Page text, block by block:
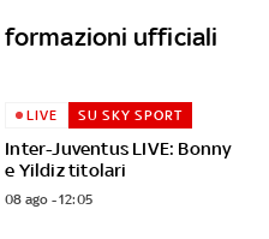
formazioni ufficiali
Inter-Juventus LIVE: Bonny
e Yildiz titolari
LIVE SU SKY SPORT
08 ago - 12:05